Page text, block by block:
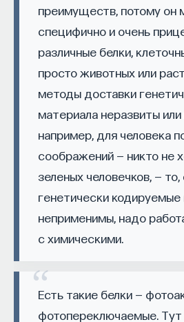
преимуществ, потому он
специфично и очень
различные белки,
просто животных или
методы доставки
материала неразвиты
например, для человека
соображений — никто не
зеленых человечков, —
генетически
неприменимы, надо
с химическими.
Есть такие белки —
фотопереключаемые. Тут
КУРС
Химия между
вещества,
нами
СОХРАНИТЬ